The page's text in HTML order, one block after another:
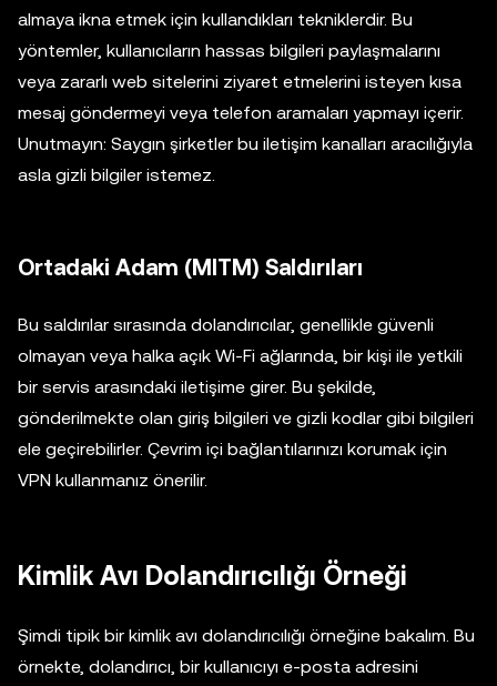
almaya ikna etmek için kullandıkları tekniklerdir. Bu
yöntemler, kullanıcıların hassas bilgileri paylaşmalarını
veya zararlı web sitelerini ziyaret etmelerini isteyen kısa
mesaj göndermeyi veya telefon aramaları yapmayı içerir.
Unutmayın: Saygın şirketler bu iletişim kanalları aracılığıyla
asla gizli bilgiler istemez.
Ortadaki Adam (MITM) Saldırıları
Bu saldırılar sırasında dolandırıcılar, genellikle güvenli
olmayan veya halka açık Wi-Fi ağlarında, bir kişi ile yetkili
bir servis arasındaki iletişime girer. Bu şekilde,
gönderilmekte olan giriş bilgileri ve gizli kodlar gibi bilgileri
ele geçirebilirler. Çevrim içi bağlantılarınızı korumak için
VPN kullanmanız önerilir.
Kimlik Avı Dolandırıcılığı Örneği
Şimdi tipik bir kimlik avı dolandırıcılığı örneğine bakalım. Bu
örnekte, dolandırıcı, bir kullanıcıyı e-posta adresini